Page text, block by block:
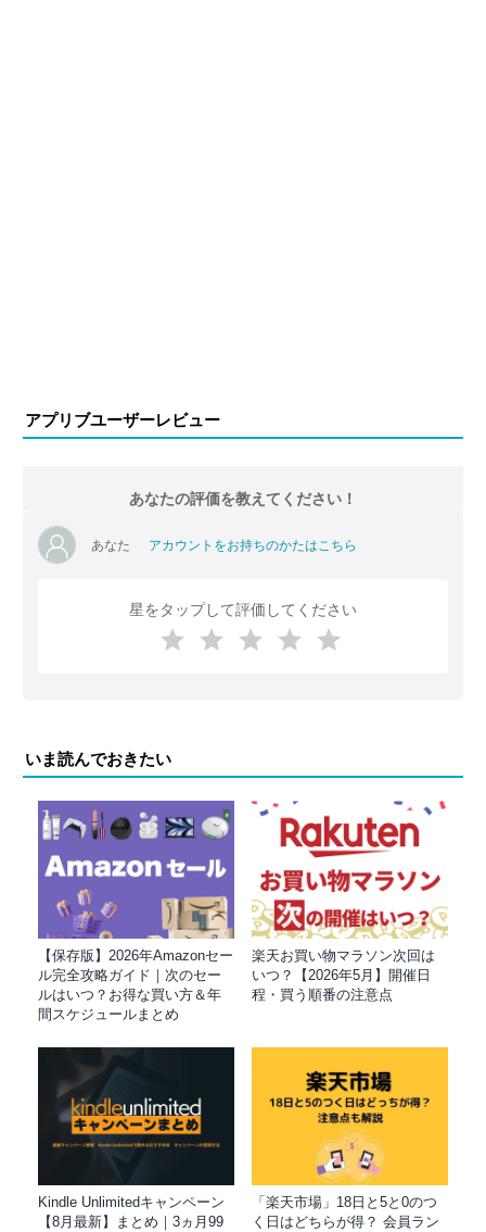
アプリブユーザーレビュー
あなたの評価を教えてください！
あなた アカウントをお持ちのかたはこちら
星をタップして評価してください
いま読んでおきたい
【保存版】2026年Amazonセー
ル完全攻略ガイド｜次のセー
ルはいつ？お得な買い方＆年
間スケジュールまとめ
楽天お買い物マラソン次回は
いつ？【2026年5月】開催日
程・買う順番の注意点
Kindle Unlimitedキャンペーン
【8月最新】まとめ｜3ヵ月99
「楽天市場」18日と5と0のつ
く日はどちらが得？ 会員ラン